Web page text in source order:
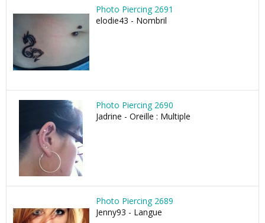
Photo Piercing 2691
elodie43 - Nombril
Photo Piercing 2690
Jadrine - Oreille : Multiple
Photo Piercing 2689
Jenny93 - Langue